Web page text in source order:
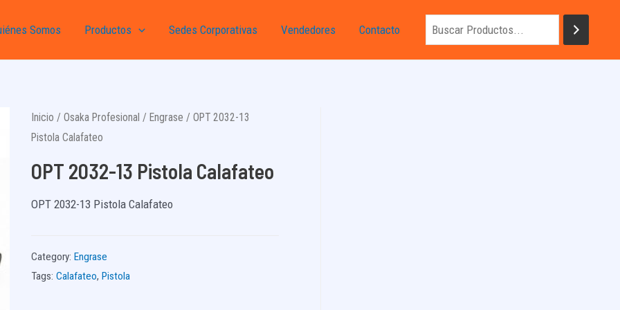
Somos Productos Sedes Corporativas Vendedores Contacto
Inicio / Osaka Profesional / Engrase / OPT 2032-13
Pistola Calafateo
OPT 2032-13 Pistola Calafateo
OPT 2032-13 Pistola Calafateo
Category: Engrase
Tags: Calafateo, Pistola